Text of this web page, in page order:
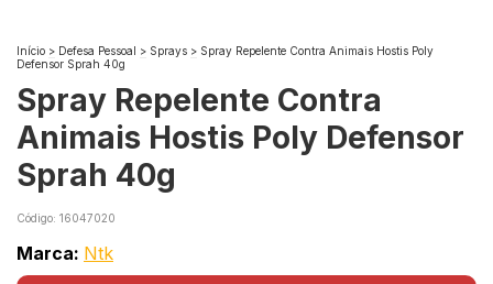
Início > Defesa Pessoal > Sprays > Spray Repelente Contra Animais Hostis Poly
Defensor Sprah 40g
Spray Repelente Contra
Animais Hostis Poly Defensor
Sprah 40g
Código: 16047020
Marca: Ntk